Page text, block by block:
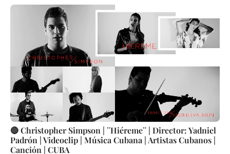
🔴 Christopher Simpson | ¨Hiéreme¨ | Director: Yadniel
Padrón | Videoclip | Música Cubana | Artistas Cubanos |
Canción | CUBA